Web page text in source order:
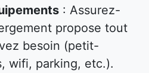
: Assurez-
propose tout
besoin (petit-
wifi, parking, etc.).